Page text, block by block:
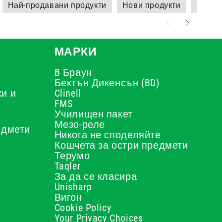
Най-продавани продукти Нови продукти
и
МАРКИ
B Браун
Бектън Дикенсън (BD)
Clinell
FMS
Училищен пакет
Мезо-реле
Никога не споделяйте
Кошчета за остри предмети
Терумо
Taqler
За да се класира
Unisharp
Вигон
Cookie Policy
Your Privacy Choices